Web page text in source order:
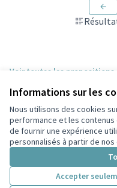
Informations sur les
Nous utilisons des cookies
performance et les
de fournir une expérience
personnalisés à partir de nos
Accepter
Voir toutes les propositions
Conditions d'utilisation
Paramètres des cookies
Participez Villeurbanne sur X
(Lien externe)
Participez Villeurbanne
ParticipezParticipez
(Lien externe)